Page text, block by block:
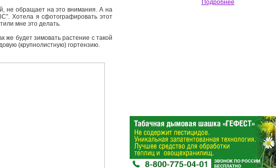
не обращает на это внимания. А на
Хотела я сфотографировать этот
мне это делать.
же будет зимовать растение с такой
(крупнолистную) гортензию.
Подробнее